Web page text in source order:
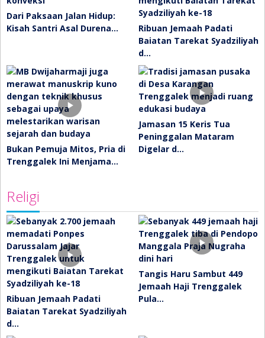
Dari Paksaan Jalan Hidup:
Kisah Santri Asal Durena…
Ribuan Jemaah Padati
Baiatan Tarekat Syadziliyah
d…
Bukan Pemuja Mitos, Pria di
Trenggalek Ini Menjama…
Jamasan 15 Keris Tua
Peninggalan Mataram
Digelar d…
Religi
Ribuan Jemaah Padati
Baiatan Tarekat Syadziliyah
d…
Tangis Haru Sambut 449
Jemaah Haji Trenggalek
Pula…